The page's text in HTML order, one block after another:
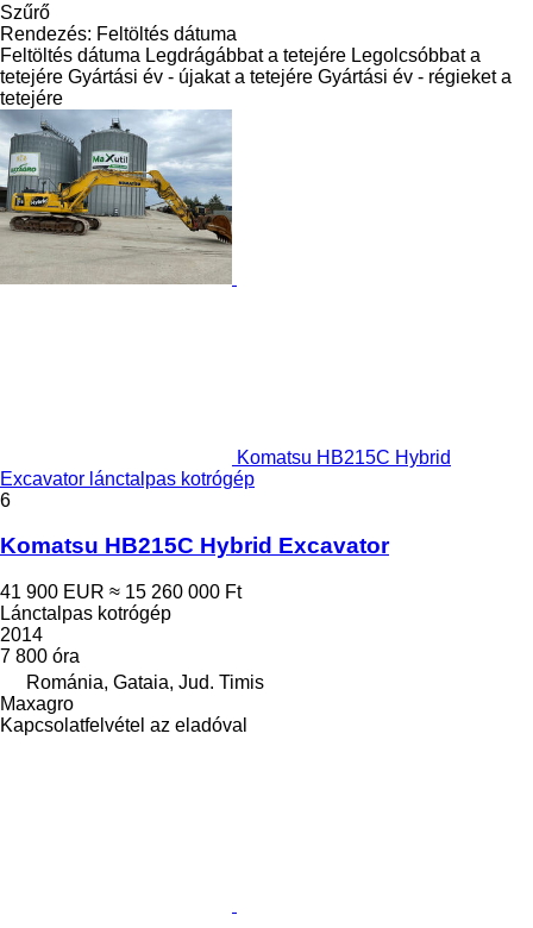
Szűrő
Rendezés: Feltöltés dátuma
Feltöltés dátuma Legdrágábbat a tetejére Legolcsóbbat a
tetejére Gyártási év - újakat a tetejére Gyártási év - régieket a
tetejére
Komatsu HB215C Hybrid
Excavator lánctalpas kotrógép
6
Komatsu HB215C Hybrid Excavator
41 900 EUR ≈ 15 260 000 Ft
Lánctalpas kotrógép
2014
7 800 óra
Románia, Gataia, Jud. Timis
Maxagro
Kapcsolatfelvétel az eladóval